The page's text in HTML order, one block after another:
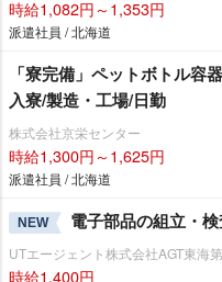
時給1,082円～1,353円
派遣社員 / 北海道
「寮完備」ペットボトル容
入寮/製造・工場/日勤
株式会社京栄センター
時給1,300円～1,625円
派遣社員 / 北海道
NEW 電子部品の組立・
UTエージェント株式会社AGT東海
時給1,400円